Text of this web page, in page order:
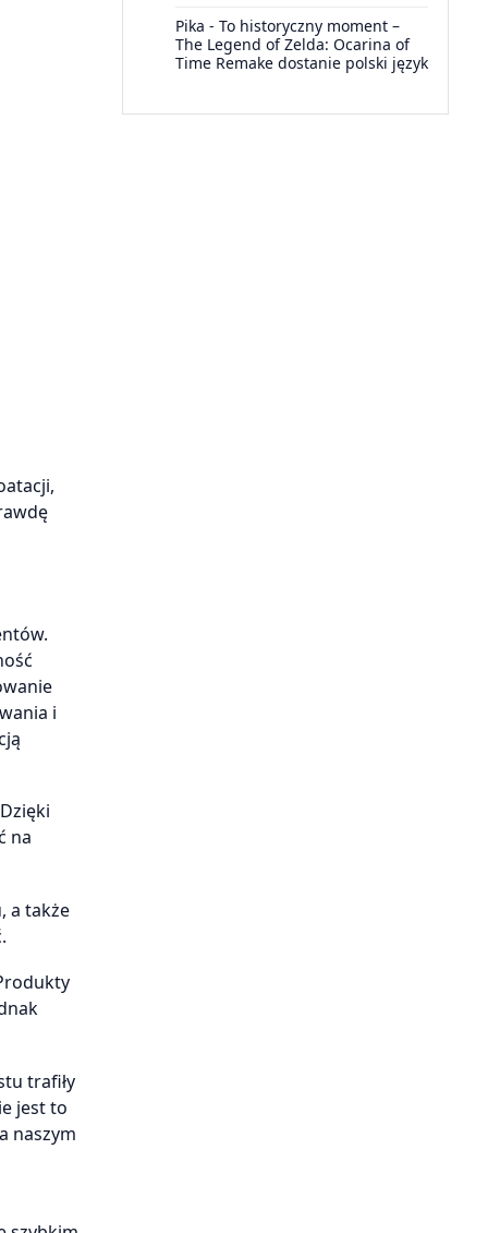
i
na
a także
trafiły
jest to
naszym
Pika - To historyczny moment –
The Legend of Zelda: Ocarina of
Time Remake dostanie polski język